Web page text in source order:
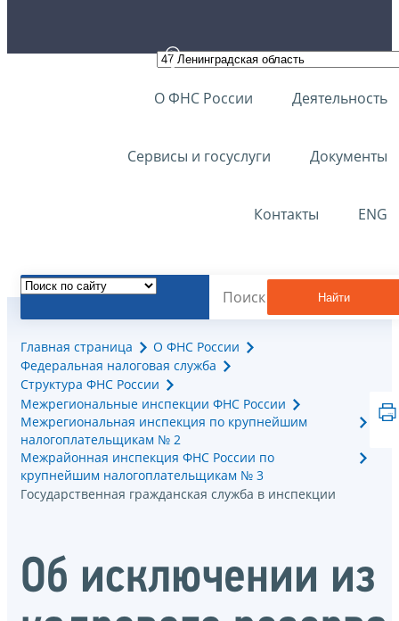
О ФНС России Деятельность
Сервисы и госуслуги Документы
Контакты ENG
Найти
Главная страница
О ФНС России
Федеральная налоговая служба
Структура ФНС России
Межрегиональные инспекции ФНС России
Межрегиональная инспекция по крупнейшим
налогоплательщикам № 2
Межрайонная инспекция ФНС России по
крупнейшим налогоплательщикам № 3
Государственная гражданская служба в инспекции
Об исключении из